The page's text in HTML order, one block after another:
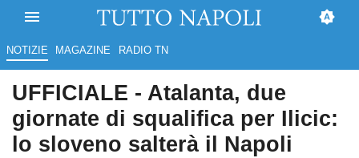
NOTIZIE MAGAZINE RADIO TN
UFFICIALE - Atalanta, due
giornate di squalifica per Ilicic:
lo sloveno salterà il Napoli